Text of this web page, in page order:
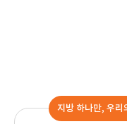
지방 하나만, 우리